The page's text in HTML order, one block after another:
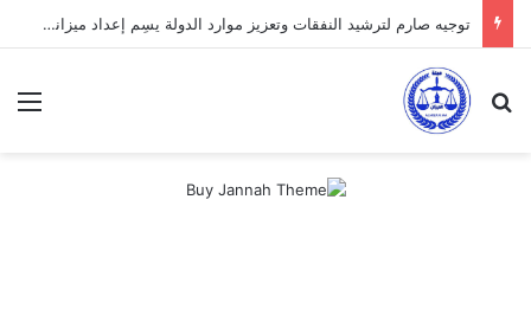
توجيه صارم لترشيد النفقات وتعزيز موارد الدولة يسِم إعداد ميزانية 2027
بحث عن